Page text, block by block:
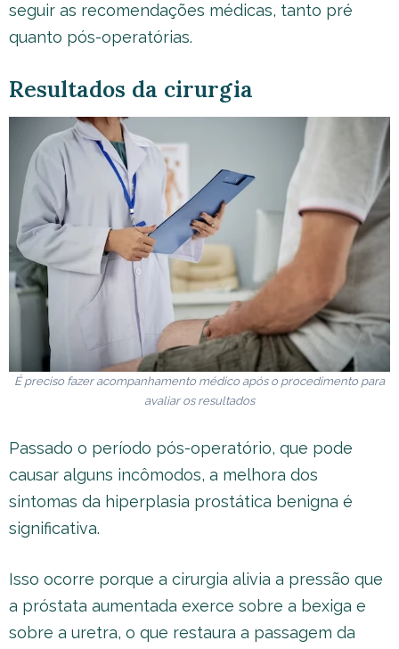
seguir as recomendações médicas, tanto pré
quanto pós-operatórias.
Resultados da cirurgia
É preciso fazer acompanhamento médico após o procedimento para
avaliar os resultados
Passado o período pós-operatório, que pode
causar alguns incômodos, a melhora dos
sintomas da hiperplasia prostática benigna é
significativa.
Isso ocorre porque a cirurgia alivia a pressão que
a próstata aumentada exerce sobre a bexiga e
sobre a uretra, o que restaura a passagem da